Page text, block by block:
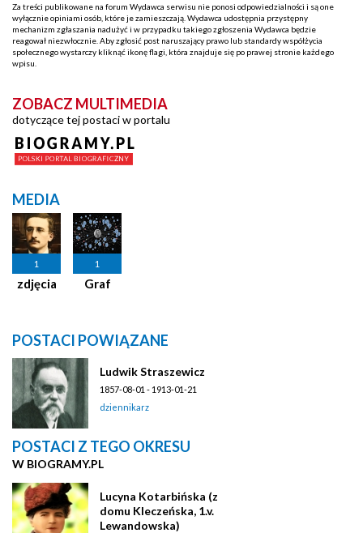
Za treści publikowane na forum Wydawca serwisu nie ponosi odpowiedzialności i są one
wyłącznie opiniami osób, które je zamieszczają. Wydawca udostępnia przystępny
mechanizm zgłaszania nadużyć i w przypadku takiego zgłoszenia Wydawca będzie
reagował niezwłocznie. Aby zgłosić post naruszający prawo lub standardy współżycia
społecznego wystarczy kliknąć ikonę flagi, która znajduje się po prawej stronie każdego
wpisu.
ZOBACZ MULTIMEDIA
dotyczące tej postaci w portalu
MEDIA
1
zdjęcia
1
Graf
POSTACI POWIĄZANE
Ludwik Straszewicz
1857-08-01 - 1913-01-21
dziennikarz
POSTACI Z TEGO OKRESU
W BIOGRAMY.PL
Lucyna Kotarbińska (z
domu Kleczeńska, 1.v.
Lewandowska)